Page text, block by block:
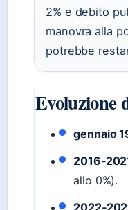
2% e debito
manovra alla
potrebbe
Evoluzione
gennaio
allo 0%).